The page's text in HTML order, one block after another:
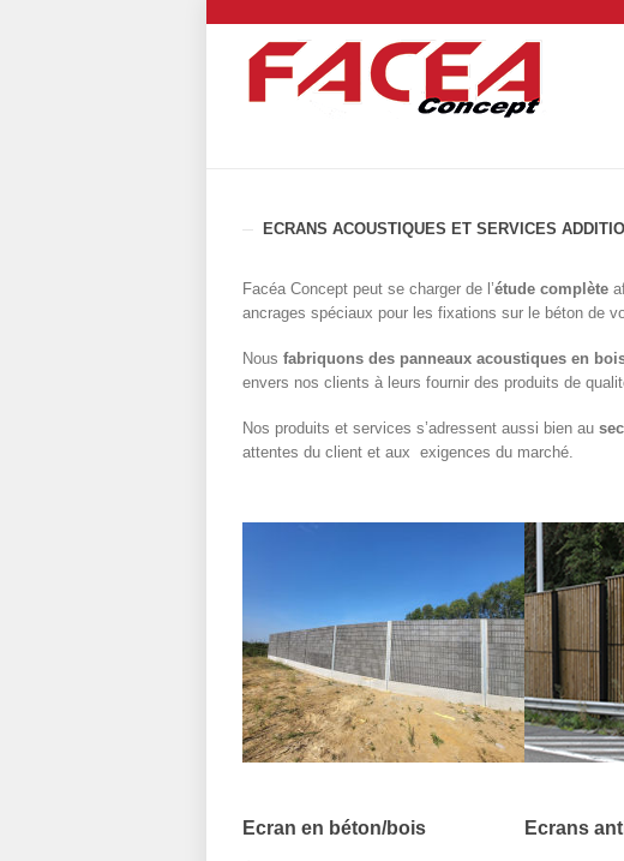
ECRANS ACOUSTIQUES ET SERVICES
Facéa Concept peut se charger de l’étude complète
ancrages spéciaux pour les fixations sur le béton de
Nous fabriquons des panneaux acoustiques en
envers nos clients à leurs fournir des produits de
Nos produits et services s’adressent aussi bien au
attentes du client et aux exigences du marché.
Ecran en béton/bois Ecrans